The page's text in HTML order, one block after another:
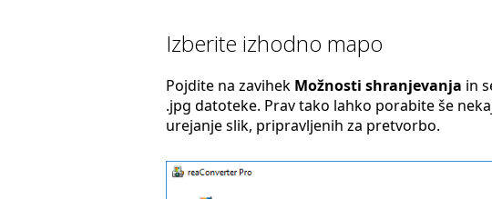
Izberite izhodno mapo
Pojdite na zavihek Možnosti shranjevanja in
.jpg datoteke. Prav tako lahko porabite še
urejanje slik, pripravljenih za pretvorbo.